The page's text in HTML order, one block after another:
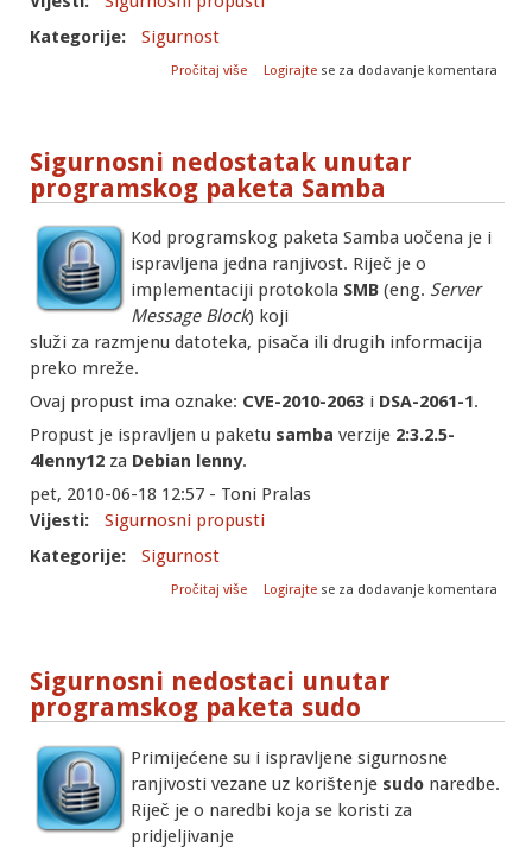
Kategorije:
Sigurnost
Pročitaj više
o Sigurnosni nedostaci unutar DNS
Logirajte se za dodavanje komentara
Sigurnosni nedostatak unutar
programskog paketa Samba
Kod programskog paketa Samba uočena je i
ispravljena jedna ranjivost. Riječ je o
implementaciji protokola SMB (eng. Server
Message Block) koji
služi za razmjenu datoteka, pisača ili drugih informacija
preko mreže.
Ovaj propust ima oznake: CVE-2010-2063 i DSA-2061-1.
Propust je ispravljen u paketu samba verzije 2:3.2.5-
4lenny12 za Debian lenny.
pet, 2010-06-18 12:57 - Toni Pralas
Vijesti:
Sigurnosni propusti
Kategorije:
Sigurnost
Pročitaj više
o Sigurnosni nedostatak unutar
Logirajte se za dodavanje komentara
Sigurnosni nedostaci unutar
programskog paketa sudo
Primijećene su i ispravljene sigurnosne
ranjivosti vezane uz korištenje sudo naredbe.
Riječ je o naredbi koja se koristi za
pridjeljivanje